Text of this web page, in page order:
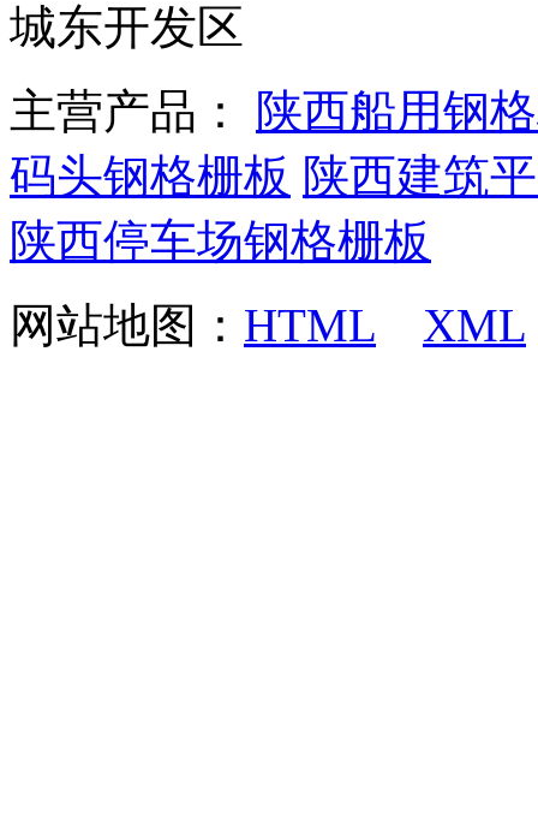
城东开发区
主营产品： 陕西船用钢
码头钢格栅板 陕西建筑
陕西停车场钢格栅板
网站地图： HTML XML